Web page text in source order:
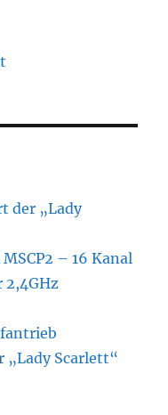
der „Lady
MSCP2 – 16 Kanal
„Lady Scarlett“